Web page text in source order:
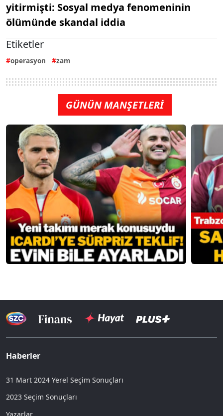
yitirmişti: Sosyal medya fenomeninin
ölümünde skandal iddia
Etiketler
operasyon zam
GÜNÜN MANŞETLERİ
Haberler
31 Mart 2024 Yerel Seçim Sonuçları
2023 Seçim Sonuçları